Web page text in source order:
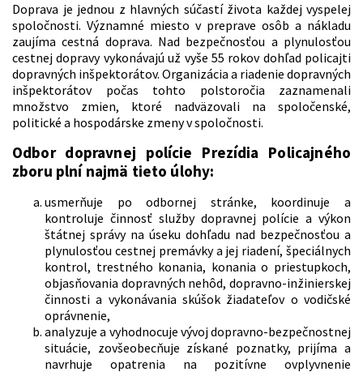
Doprava je jednou z hlavných súčastí života každej vyspelej
spoločnosti. Významné miesto v preprave osôb a nákladu
zaujíma cestná doprava. Nad bezpečnosťou a plynulosťou
cestnej dopravy vykonávajú už vyše 55 rokov dohľad policajti
dopravných inšpektorátov. Organizácia a riadenie dopravných
inšpektorátov počas tohto polstoročia zaznamenali
množstvo zmien, ktoré nadväzovali na spoločenské,
politické a hospodárske zmeny v spoločnosti.
Odbor dopravnej polície Prezídia Policajného
zboru plní najmä tieto úlohy:
usmerňuje po odbornej stránke, koordinuje a
kontroluje činnosť služby dopravnej polície a výkon
štátnej správy na úseku dohľadu nad bezpečnosťou a
plynulosťou cestnej premávky a jej riadení, špeciálnych
kontrol, trestného konania, konania o priestupkoch,
objasňovania dopravných nehôd, dopravno-inžinierskej
činnosti a vykonávania skúšok žiadateľov o vodičské
oprávnenie,
analyzuje a vyhodnocuje vývoj dopravno-bezpečnostnej
situácie, zovšeobecňuje získané poznatky, prijíma a
navrhuje opatrenia na pozitívne ovplyvnenie